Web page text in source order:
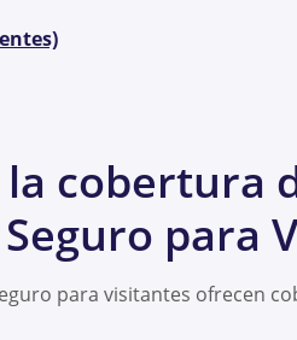
cobertura
para
para visitantes ofrecen